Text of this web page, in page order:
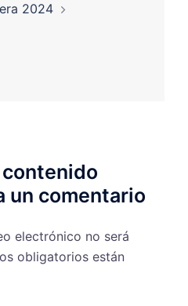
2024
un comentario
electrónico no será
obligatorios están